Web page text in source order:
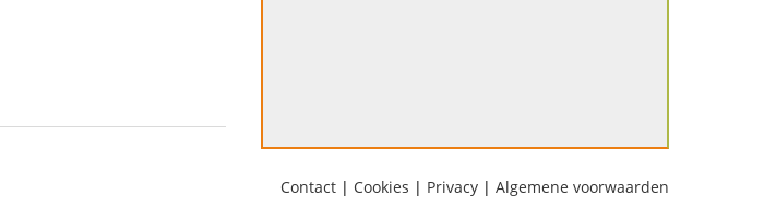
Contact | Cookies | Privacy | Algemene voorwaarden